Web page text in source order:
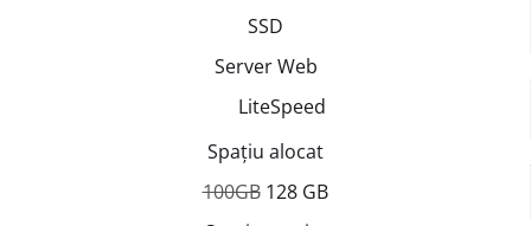
SSD
Server Web
LiteSpeed
Spațiu alocat
100GB128 GB